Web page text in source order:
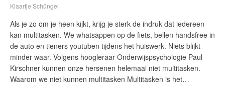
Klaartje Schüngel
Als je zo om je heen kijkt, krijg je sterk de indruk dat iedereen
kan multitasken. We whatsappen op de fiets, bellen handsfree in
de auto en tieners youtuben tijdens het huiswerk. Niets blijkt
minder waar. Volgens hoogleraar Onderwijspsychologie Paul
Kirschner kunnen onze hersenen helemaal niet multitasken.
Waarom we niet kunnen multitasken Multitasken is het…